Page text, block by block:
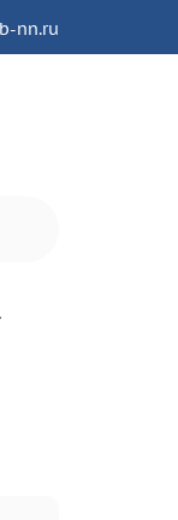
nn.ru